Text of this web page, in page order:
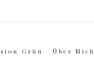
Grün Über Mich